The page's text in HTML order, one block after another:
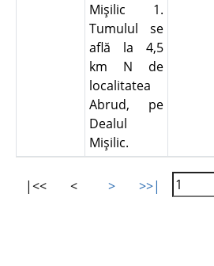
Mişilic 1.
Tumulul se
află la 4,5
km N de
localitatea
Abrud, pe
Dealul
Mişilic.
|<< < > >>|